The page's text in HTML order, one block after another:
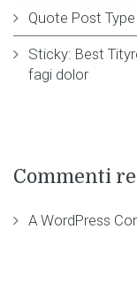
Quote Post Type
Sticky: Best
fagi dolor
Commenti
A WordPress